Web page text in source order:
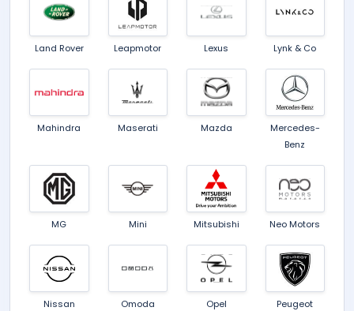
Land Rover Leapmotor Lexus Lynk & Co
Mahindra Maserati Mazda
Mercedes-
Benz
MG Mini Mitsubishi Neo Motors
Nissan Omoda Opel Peugeot